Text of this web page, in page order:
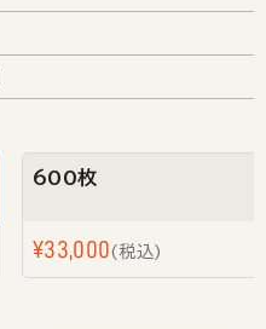
600枚
¥33,000 税込